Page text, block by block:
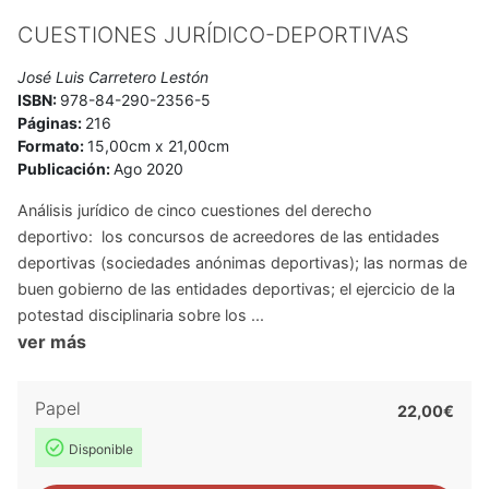
CUESTIONES JURÍDICO-DEPORTIVAS
José Luis Carretero Lestón
ISBN: 978-84-290-2356-5
Páginas: 216
Formato:15,00cm x 21,00cm
Publicación:Ago 2020
Análisis jurídico de cinco cuestiones del derecho
deportivo: los concursos de acreedores de las entidades
deportivas (sociedades anónimas deportivas); las normas de
buen gobierno de las entidades deportivas; el ejercicio de la
potestad disciplinaria sobre los ...
ver más
Papel
Disponible
22,00€